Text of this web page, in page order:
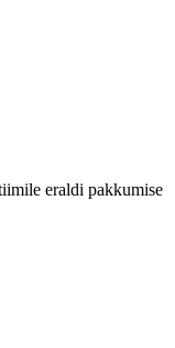
eraldi pakkumise